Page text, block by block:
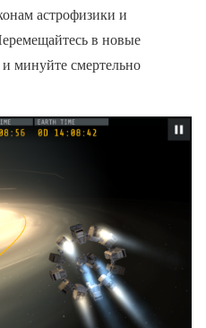
астрофизики и
в новые
минуйте смертельно